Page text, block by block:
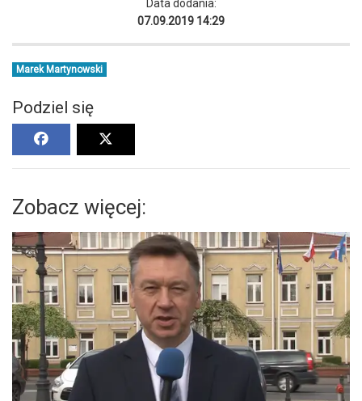
Data dodania:
07.09.2019 14:29
Marek Martynowski
Podziel się
Zobacz więcej: